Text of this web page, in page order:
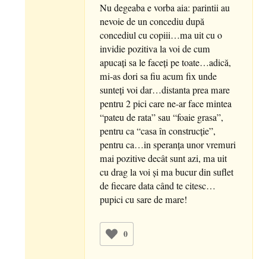
Nu degeaba e vorba aia: parintii au
nevoie de un concediu după
concediul cu copiii…ma uit cu o
invidie pozitiva la voi de cum
apucați sa le faceți pe toate…adică,
mi-as dori sa fiu acum fix unde
sunteți voi dar…distanta prea mare
pentru 2 pici care ne-ar face mintea
“pateu de rata” sau “foaie grasa”,
pentru ca “casa în construcție”,
pentru ca…in speranța unor vremuri
mai pozitive decât sunt azi, ma uit
cu drag la voi și ma bucur din suflet
de fiecare data când te citesc…
pupici cu sare de mare!
0